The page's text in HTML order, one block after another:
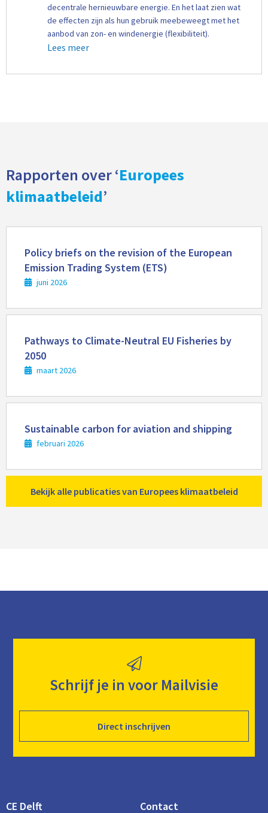
decentrale hernieuwbare energie. En het laat zien wat
de effecten zijn als hun gebruik meebeweegt met het
aanbod van zon- en windenergie (flexibiliteit).
Lees meer
Rapporten over ‘Europees
klimaatbeleid’
Policy briefs on the revision of the European
Emission Trading System (ETS)
juni 2026
meer
Pathways to Climate-Neutral EU Fisheries by
2050
maart 2026
meer
Sustainable carbon for aviation and shipping
februari 2026
meer
Bekijk alle publicaties van Europees klimaatbeleid
Schrijf je in voor Mailvisie
Direct inschrijven
CE Delft Contact